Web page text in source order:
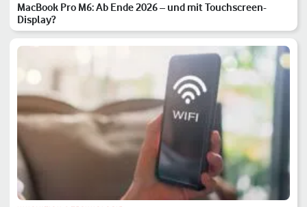
MacBook Pro M6: Ab Ende 2026 – und mit Touchscreen-
Display?